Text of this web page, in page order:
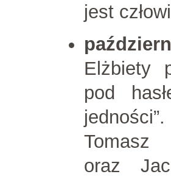
jest
Elżbiety
pod
Tomasz
oraz